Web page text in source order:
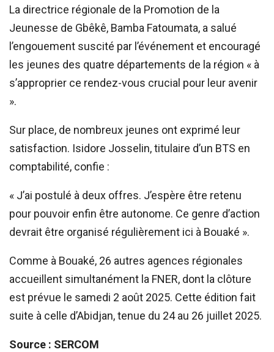
La directrice régionale de la Promotion de la
Jeunesse de Gbêkê, Bamba Fatoumata, a salué
l’engouement suscité par l’événement et encouragé
les jeunes des quatre départements de la région « à
s’approprier ce rendez-vous crucial pour leur avenir
».
Sur place, de nombreux jeunes ont exprimé leur
satisfaction. Isidore Josselin, titulaire d’un BTS en
comptabilité, confie :
« J’ai postulé à deux offres. J’espère être retenu
pour pouvoir enfin être autonome. Ce genre d’action
devrait être organisé régulièrement ici à Bouaké ».
Comme à Bouaké, 26 autres agences régionales
accueillent simultanément la FNER, dont la clôture
est prévue le samedi 2 août 2025. Cette édition fait
suite à celle d’Abidjan, tenue du 24 au 26 juillet 2025.
Source : SERCOM